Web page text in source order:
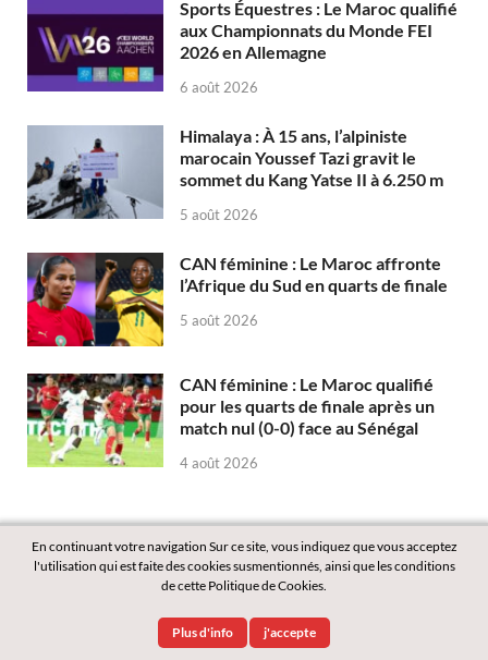
Sports Équestres : Le Maroc qualifié
aux Championnats du Monde FEI
2026 en Allemagne
6 août 2026
Himalaya : À 15 ans, l’alpiniste
marocain Youssef Tazi gravit le
sommet du Kang Yatse II à 6.250 m
5 août 2026
CAN féminine : Le Maroc affronte
l’Afrique du Sud en quarts de finale
5 août 2026
CAN féminine : Le Maroc qualifié
pour les quarts de finale après un
match nul (0-0) face au Sénégal
4 août 2026
WordPressandHitMag.
En continuant votre navigation Sur ce site, vous indiquez que vous acceptez
l'utilisation qui est faite des cookies susmentionnés, ainsi que les conditions
de cette Politique de Cookies.
Plus d'info j'accepte